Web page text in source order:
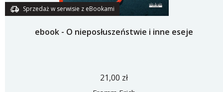
Sprzedaż w serwisie z eBookami
ebook - O nieposłuszeństwie i inne eseje
21,00 zł